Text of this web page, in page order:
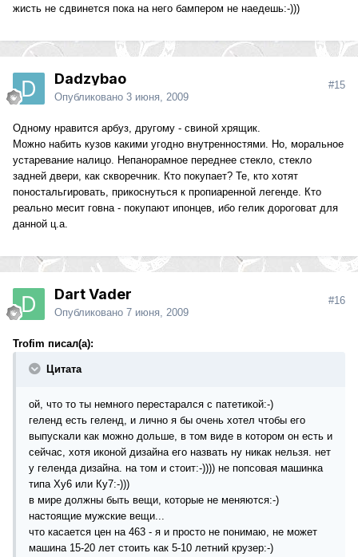
жисть не сдвинется пока на него бампером не наедешь:-)))
Dadzybao
Опубликовано 3 июня, 2009
#15
Одному нравится арбуз, другому - свиной хрящик.
Можно набить кузов какими угодно внутренностями. Но, моральное
устаревание налицо. Непанорамное переднее стекло, стекло
задней двери, как скворечник. Кто покупает? Те, кто хотят
поностальгировать, прикоснуться к пропиаренной легенде. Кто
реально месит говна - покупают ипонцев, ибо гелик дороговат для
данной ц.а.
Dart Vader
Опубликовано 7 июня, 2009
#16
Trofim писал(а):
Цитата
ой, что то ты немного перестарался с патетикой:-)
геленд есть геленд, и лично я бы очень хотел чтобы его
выпускали как можно дольше, в том виде в котором он есть и
сейчас, хотя иконой дизайна его назвать ну никак нельзя. нет
у геленда дизайна. на том и стоит:-)))) не попсовая машинка
типа Ху6 или Ку7:-)))
в мире должны быть вещи, которые не меняются:-)
настоящие мужские вещи...
что касается цен на 463 - я и просто не понимаю, не может
машина 15-20 лет стоить как 5-10 летний крузер:-)